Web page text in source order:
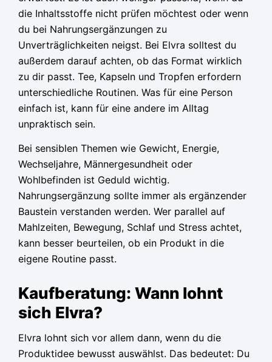
die Inhaltsstoffe nicht prüfen möchtest oder wenn
du bei Nahrungsergänzungen zu
Unverträglichkeiten neigst. Bei Elvra solltest du
außerdem darauf achten, ob das Format wirklich
zu dir passt. Tee, Kapseln und Tropfen erfordern
unterschiedliche Routinen. Was für eine Person
einfach ist, kann für eine andere im Alltag
unpraktisch sein.
Bei sensiblen Themen wie Gewicht, Energie,
Wechseljahre, Männergesundheit oder
Wohlbefinden ist Geduld wichtig.
Nahrungsergänzung sollte immer als ergänzender
Baustein verstanden werden. Wer parallel auf
Mahlzeiten, Bewegung, Schlaf und Stress achtet,
kann besser beurteilen, ob ein Produkt in die
eigene Routine passt.
Kaufberatung: Wann lohnt
sich Elvra?
Elvra lohnt sich vor allem dann, wenn du die
Produktidee bewusst auswählst. Das bedeutet: Du